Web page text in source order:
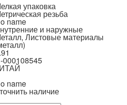
упаковка
резьба
name
и наружные
Листовые материалы
name
наличие